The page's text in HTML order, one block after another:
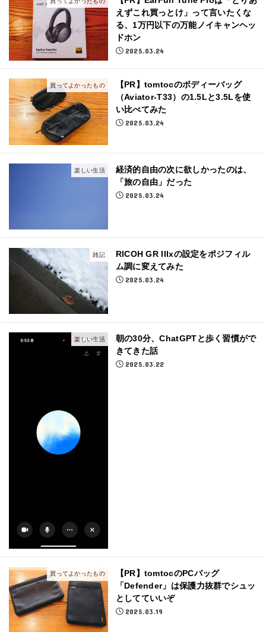
えずこれ買っとけ」って言いたくな
る、1万円以下の万能ノイキャンヘッ
ドホン
2025.03.24
買ってよかったもの
【PR】tomtocのボディーバッグ
（Aviator-T33）の1.5Lと3.5Lを使
い比べてみた
2025.03.24
楽しい生活
経済的自由の次に欲しかったのは、
「旅の自由」だった
2025.03.24
雑記
RICOH GR IIIxの設定をポジフィル
ム調に変えてみた
2025.03.24
楽しい生活
朝の30分、ChatGPTと歩く習慣がで
きてきた話
2025.03.22
買ってよかったもの
【PR】tomtocのPCバッグ
「Defender」は保護力抜群でシュッ
としてていいぞ
2025.03.19